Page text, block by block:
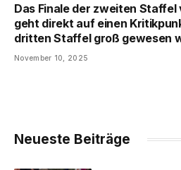
Das Finale der zweiten Staffel
geht direkt auf einen
dritten Staffel groß gewesen
November 10, 2025
Neueste Beiträge